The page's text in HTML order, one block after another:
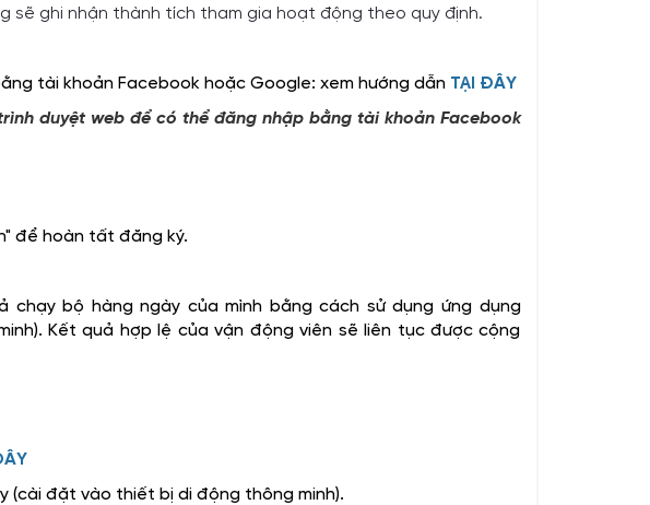
sẽ ghi nhận thành tích tham gia hoạt động theo quy định.
tài khoản Facebook hoặc Google: xem hướng dẫn TẠI ĐÂY
duyệt web để có thể đăng nhập bằng tài khoản Facebook
để hoàn tất đăng ký.
chạy bộ hàng ngày của mình bằng cách sử dụng ứng dụng
Kết quả hợp lệ của vận động viên sẽ liên tục được cộng
(cài đặt vào thiết bị di động thông minh).